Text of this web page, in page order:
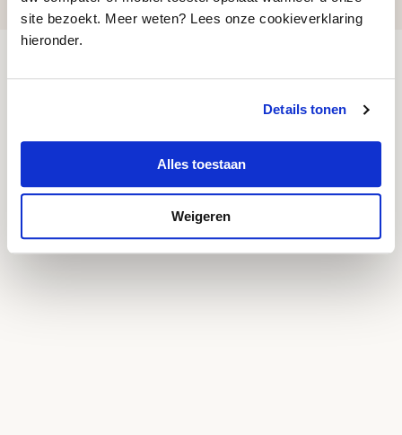
site bezoekt. Meer weten? Lees onze cookieverklaring
hieronder.
Details tonen
Alles toestaan
Weigeren